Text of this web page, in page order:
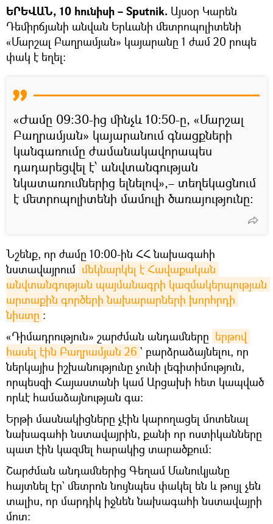
ԵՐԵՎԱՆ, 10 հունիսի – Sputnik. Այսօր Կարեն
Դեմիրճյանի անվան Երևանի մետրոպոլիտենի
«Մարշալ Բաղրամյան» կայարանը 1 ժամ 20 րոպե
փակ է եղել։
«Ժամը 09։30-ից մինչև 10։50-ը, «Մարշալ
Բաղրամյան» կայարանում գնացքների
կանգառումը ժամանակավորապես
դադարեցվել է՝ անվտանգության
նկատառումներից ելնելով»,– տեղեկացնում
է մետրոպոլիտենի մամուլի ծառայությունը։
Նշենք, որ ժամը 10։00-ին ՀՀ նախագահի
նստավայրում մեկնարկել է Հավաքական
անվտանգության պայմանագրի կազմակերպության
արտաքին գործերի նախարարների խորհրդի
նիստը :
«Դիմադրություն» շարժման անդամները երթով
հասել էին Բաղրամյան 26 ` բարձրաձայնելու, որ
ներկայիս իշխանությունը չունի լեգիտիմություն,
որպեսզի Հայաստանի կամ Արցախի հետ կապված
որևէ համաձայնության գա։
Երթի մասնակիցները չէին կարողացել մոտենալ
նախագահի նստավայրին, քանի որ ոստիկանները
պատ էին կազմել հարակից տարածքում։
Շարժման անդամներից Գեղամ Մանուկյանը
հայտնել էր` մետրոն նույնպես փակել են և թույլ չեն
տալիս, որ մարդիկ իջնեն նախագահի նստավայրի
մոտ։